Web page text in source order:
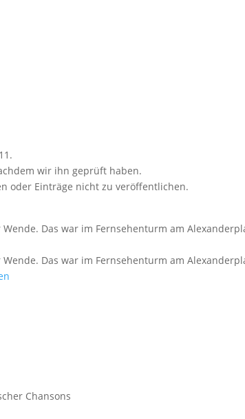
wir ihn geprüft haben.
oder Einträge nicht zu veröffentlichen.
Das war im Fernsehenturm am
Das war im Fernsehenturm am
Chansons